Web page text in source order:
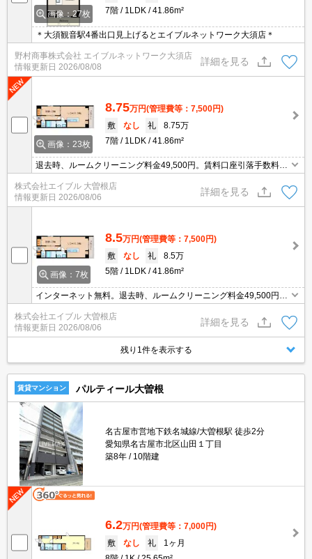
画像：27枚
7階
1LDK 41.86m²
＊大須観音駅4番出口見上げるとエイブルネットワーク大須店＊
野村商事株式会社 エイブルネットワーク大須店
情報更新日 2026/08/08
詳細を見る
画像：23枚
8.75万円(管理費等：7,500円)
敷
なし 礼
8.75万
7階
1LDK 41.86m²
退去時、ルームクリーニング料金49,500円。賃料口座引落手数料33
0円/月。1年未満解約時、違約金家賃＋管理費の１ヶ月分。Wi-Fi無
料。退去時、鍵交換27,500円。インターネット無料。
株式会社エイブル 大曽根店
情報更新日 2026/08/06
詳細を見る
画像：7枚
8.5万円(管理費等：7,500円)
敷
なし 礼
8.5万
5階
1LDK 41.86m²
インターネット無料。退去時、ルームクリーニング料金49,500円。
退去時、鍵交換27,500円。1年未満の解約時、違約金1ヶ月分発生。
賃料口座引落手数料330円/月。
株式会社エイブル 大曽根店
情報更新日 2026/08/06
詳細を見る
残り1件を表示する
賃貸マンション パルティール大曽根
名古屋市営地下鉄名城線/大曽根駅 徒歩2分
愛知県名古屋市北区山田１丁目
築8年
10階建
6.2万円(管理費等：7,000円)
敷
なし 礼
1ヶ月